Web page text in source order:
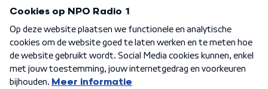
Algemene voorwaarden Privacybeleid